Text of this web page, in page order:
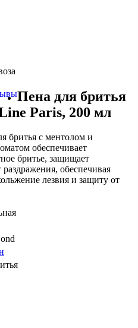
Пена для бритья
Paris, 200 мл
бритья с ментолом и
обеспечивает
бритье, защищает
обеспечивая
лезвия и защиту от